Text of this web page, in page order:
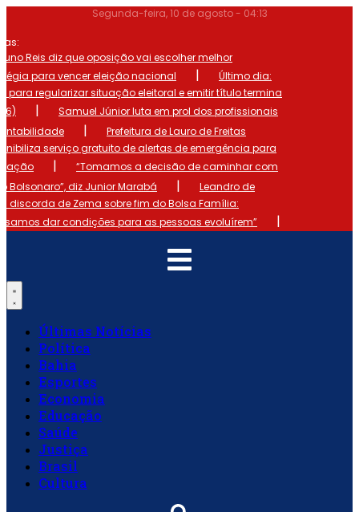
o
conteúdo
Segunda-feira, 10 de agosto - 04:13
Reis diz que oposição vai escolher melhor
para vencer eleição nacional
|
Último dia:
para regularizar situação eleitoral e emitir título termina
|
Samuel Júnior luta em prol dos profissionais
|
Prefeitura de Lauro de Freitas
serviço gratuito de alertas de emergência para
|
“Tomamos a decisão de caminhar com
Bolsonaro”, diz Junior Marabá
|
Leandro de
discorda de Zema sobre fim do Bolsa Família:
dar condições para as pessoas evoluírem”
|
Últimas Notícias
Política
Bahia
Esportes
Economia
Educação
Saúde
Justiça
Brasil
Cultura